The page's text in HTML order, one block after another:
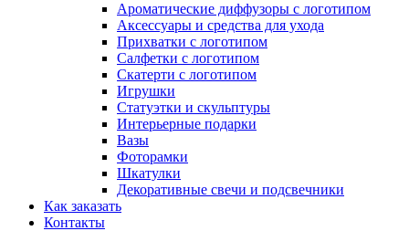
Ароматические диффузоры с логотипом
Аксессуары и средства для ухода
Прихватки с логотипом
Салфетки с логотипом
Скатерти с логотипом
Игрушки
Статуэтки и скульптуры
Интерьерные подарки
Вазы
Фоторамки
Шкатулки
Декоративные свечи и подсвечники
Как заказать
Контакты